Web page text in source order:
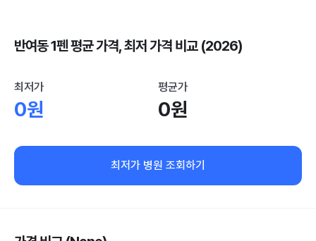
반여동 1펜 평균 가격, 최저 가격 비교 (2026)
최저가
0원
평균가
0원
최저가 병원 조회하기